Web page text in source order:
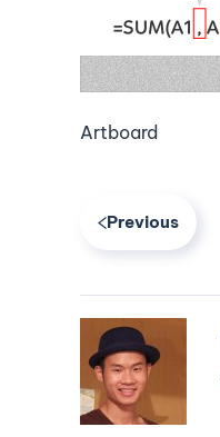
Artboard
Previous